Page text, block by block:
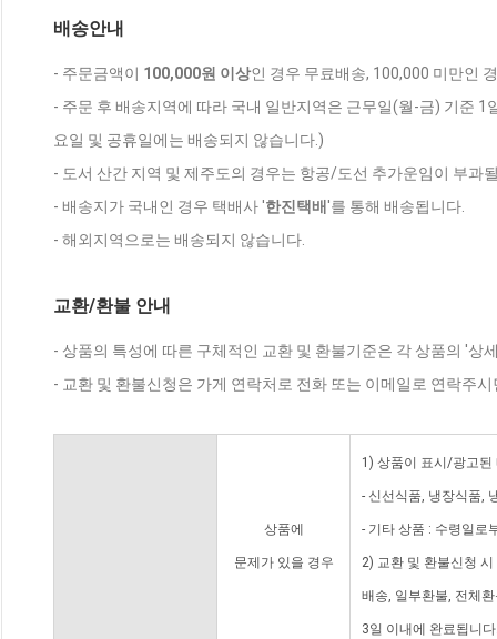
배송안내
- 주문금액이 100,000원 이상인 경우 무료배송, 100,000 미만인
- 주문 후 배송지역에 따라 국내 일반지역은 근무일(월-금) 기준
요일 및 공휴일에는 배송되지 않습니다.)
- 도서 산간 지역 및 제주도의 경우는 항공/도선 추가운임이 부과
- 배송지가 국내인 경우 택배사 '한진택배'를 통해 배송됩니다.
- 해외지역으로는 배송되지 않습니다.
교환/환불 안내
- 상품의 특성에 따른 구체적인 교환 및 환불기준은 각 상품의 '상
- 교환 및 환불신청은 가게 연락처로 전화 또는 이메일로 연락주
상품에
문제가 있을 경우
1) 상품이 표시/광고된
- 신선식품, 냉장식품,
- 기타 상품 : 수령일로
2) 교환 및 환불신청
배송, 일부환불, 전체
3일 이내에 완료됩니